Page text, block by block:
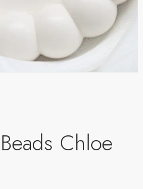
Chloe